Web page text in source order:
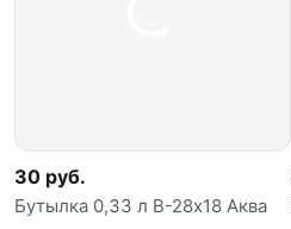
30 руб.
Бутылка 0,33 л В-28х18 Аква